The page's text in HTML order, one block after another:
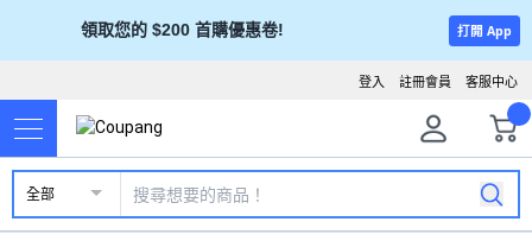
領取您的 $200 首購優惠卷! 打開 App
客服中心
註冊會員
登入
全部